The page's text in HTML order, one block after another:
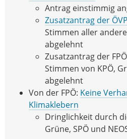
Antrag einstimmig
Zusatzantrag der ÖVP
Stimmen aller
abgelehnt
Zusatzantrag der
Stimmen von KPÖ,
abgelehnt
Von der FPÖ: Keine
Klimaklebern
Dringlichkeit durch
Grüne, SPÖ und